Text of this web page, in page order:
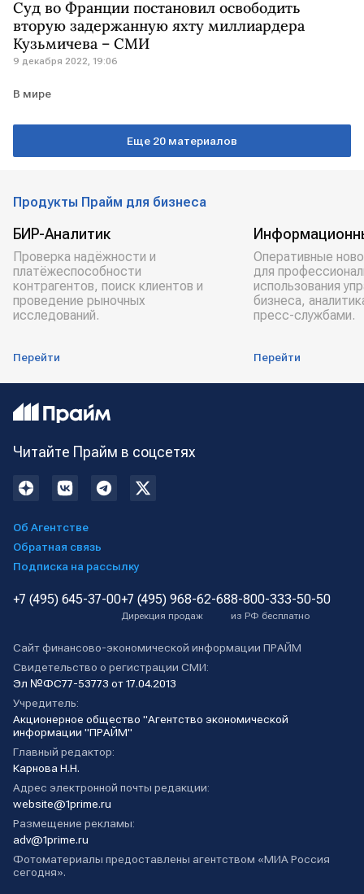
Суд во Франции постановил освободить
вторую задержанную яхту миллиардера
Кузьмичева – СМИ
9 декабря 2022, 19:06
В мире
Еще 20 материалов
Продукты Прайм для бизнеса
БИР-Аналитик
Проверка надёжности и
платёжеспособности
контрагентов, поиск клиентов и
проведение рыночных
исследований.
Перейти
Оперативные
для
использования
бизнеса,
пресс-службами.
Перейти
Читайте Прайм в соцсетях
Об Агентстве
Обратная связь
Подписка на рассылку
+7 (495) 645-37-00+7 (495) 968-62-68
Дирекция продаж
8-800-333-50-50
из РФ бесплатно
Сайт финансово-экономической информации ПРАЙМ
Свидетельство о регистрации СМИ:
Эл №ФС77-53773 от 17.04.2013
Учредитель:
Акционерное общество "Агентство экономической
информации "ПРАЙМ"
Главный редактор:
Карнова Н.Н.
Адрес электронной почты редакции:
website@1prime.ru
Размещение рекламы:
adv@1prime.ru
Фотоматериалы предоставлены агентством «МИА Россия
сегодня».